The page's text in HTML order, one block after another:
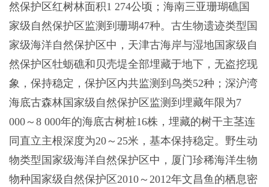
然保护区红树林面积1 274公顷；海南三亚珊瑚礁国
家级自然保护区监测到珊瑚47种。古生物遗迹类型国
家级海洋自然保护区中，天津古海岸与湿地国家级自
然保护区牡蛎礁和贝壳堤全部埋藏于地下，无盗挖现
象，保持稳定，保护区内共监测到鸟类52种；深沪湾
海底古森林国家级自然保护区监测到埋藏年限为7
000～8 000年的海底古树桩16株，埋藏的树干主茎连
同直立主根深度为20～25米，基本保持稳定。野生动
物类型国家级海洋自然保护区中，厦门珍稀海洋生物
物种国家级自然保护区2010～2012年文昌鱼的栖息密